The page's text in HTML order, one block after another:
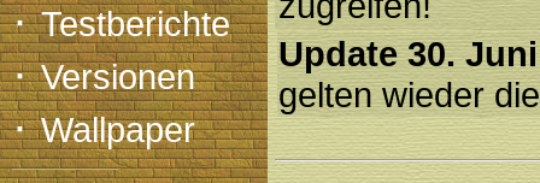
·Testberichte
·Versionen
·Wallpaper
Update 30.
gelten wieder